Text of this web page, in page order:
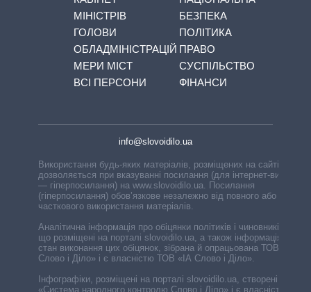
МІНІСТРІВ
ГОЛОВИ
ОБЛАДМІНІСТРАЦІЙ
МЕРИ МІСТ
ВСІ ПЕРСОНИ
БЕЗПЕКА
ПОЛІТИКА
ПРАВО
СУСПІЛЬСТВО
ФІНАНСИ
info@slovoidilo.ua
Використання будь-яких матеріалів, розміщених на сайті,
дозволяється при вказуванні посилання (для інтернет-видань
— гіперпосилання) на www.slovoidilo.ua. Посилання
(гіперпосилання) обов’язкове незалежно від повного або
часткового використання матеріалів.
Аналітична інформація про обіцянки політиків і чиновників,
що розміщені на порталі slovoidilo.ua, а також інформація про
стан виконання цих обіцянок, зібрана й опрацьована ТОВ «ІА
Слово і Діло» і є власністю ТОВ «ІА Слово і Діло».
Інфографіки, розміщені на порталі slovoidilo.ua, створені ГО
«Система народного контролю Слово і Діло» і є власністю